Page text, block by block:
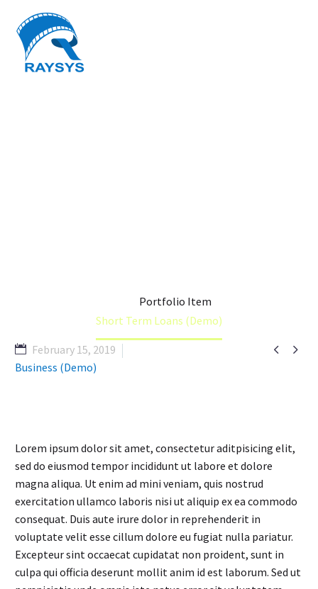
Portfolio Item
Short Term Loans (Demo)
 
February 15, 2019
Business (Demo)
Lorem ipsum dolor sit amet, consectetur aditpisicing elit,
sed do eiusmod tempor incididunt ut labore et dolore
magna aliqua. Ut enim ad mini veniam, quis nostrud
exercitation ullamco laboris nisi ut aliquip ex ea commodo
consequat. Duis aute irure dolor in reprehenderit in
voluptate velit esse cillum dolore eu fugiat nulla pariatur.
Excepteur sint occaecat cupidatat non proident, sunt in
culpa qui officia deserunt mollit anim id est laborum. Sed ut